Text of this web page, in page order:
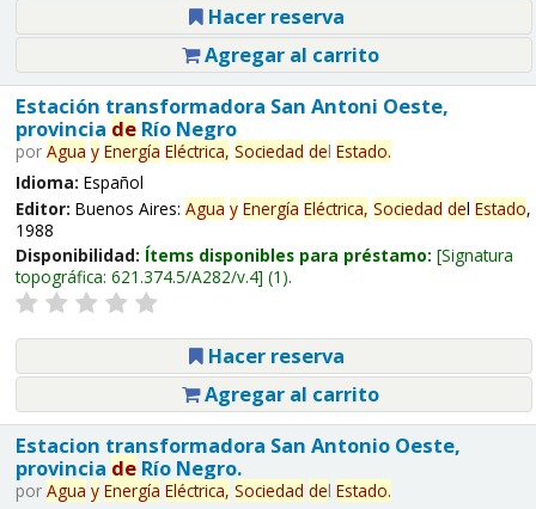
Hacer reserva
Agregar al carrito
Estación transformadora San Antoni Oeste,
provincia deRío Negro
por Agua y Energía Eléctrica, Sociedad del Estado.
Idioma: Español
Editor: Buenos Aires: Agua y Energía Eléctrica, Sociedad del Estado,
1988
Disponibilidad: Ítems disponibles para préstamo: Signatura
topográfica: 621.374.5/A282/v.4 (1).
Hacer reserva
Agregar al carrito
Estacion transformadora San Antonio Oeste,
provincia deRío Negro.
por Agua y Energía Eléctrica, Sociedad del Estado.